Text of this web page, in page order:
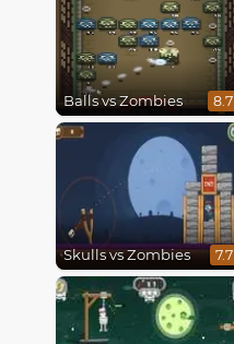
Balls vs Zombies 8.7
Skulls vs Zombies 7.7